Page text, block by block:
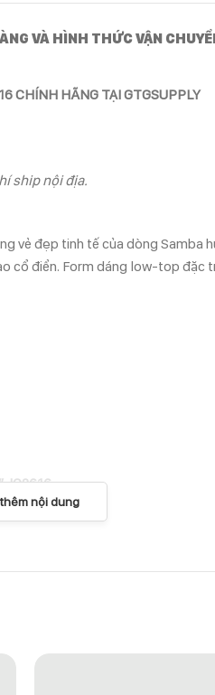
VÀ HÌNH THỨC VẬN
CHÍNH HÃNG TẠI GTGSUPPLY
ship nội địa.
vẻ đẹp tinh tế của dòng
cổ điển. Form dáng low-top
JQ2616
mại và thanh lịch hơn. Gam
nội dung